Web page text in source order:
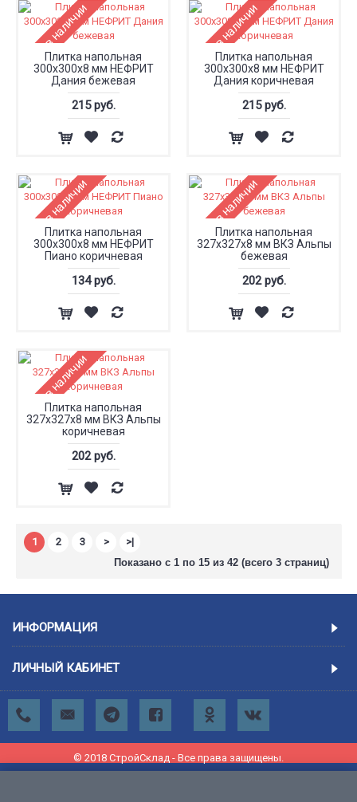
Нет в наличии
Плитка напольная
300х300х8 мм НЕФРИТ
Дания бежевая
215 руб.
Нет в наличии
Плитка напольная
300х300х8 мм НЕФРИТ
Дания коричневая
215 руб.
Нет в наличии
Плитка напольная
300х300х8 мм НЕФРИТ
Пиано коричневая
134 руб.
Нет в наличии
Плитка напольная
327x327x8 мм ВКЗ Альпы
бежевая
202 руб.
Нет в наличии
Плитка напольная
327x327x8 мм ВКЗ Альпы
коричневая
202 руб.
1 2 3 >
>|
Показано с 1 по 15 из 42 (всего 3 страниц)
ИНФОРМАЦИЯ
ЛИЧНЫЙ КАБИНЕТ
© 2018 СтройСклад - Все права защищены.